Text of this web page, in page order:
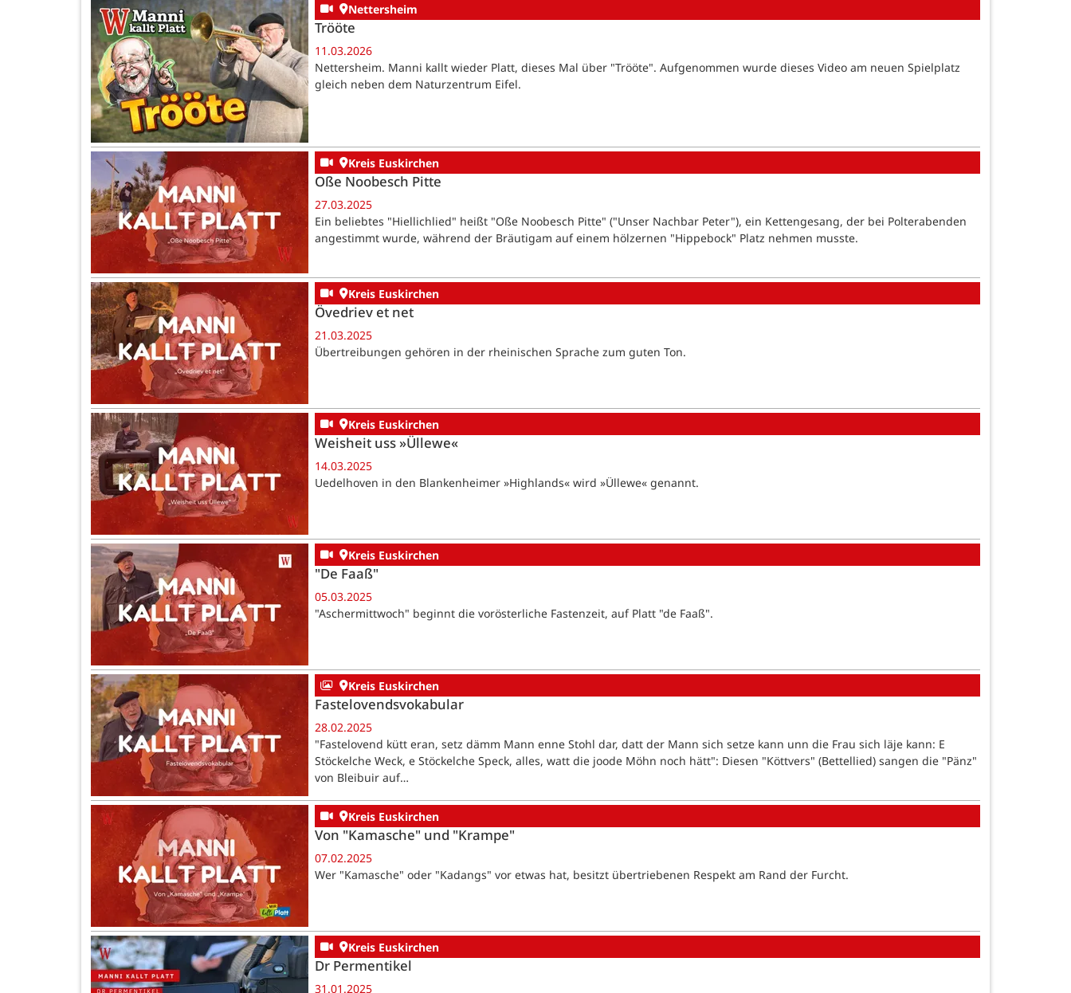
Nettersheim
Trööte
11.03.2026
Nettersheim. Manni kallt wieder Platt, dieses Mal über "Trööte". Aufgenommen wurde dieses Video am neuen Spielplatz
gleich neben dem Naturzentrum Eifel.
Kreis Euskirchen
Oße Noobesch Pitte
27.03.2025
Ein beliebtes "Hiellichlied" heißt "Oße Noobesch Pitte" ("Unser Nachbar Peter"), ein Kettengesang, der bei Polterabenden
angestimmt wurde, während der Bräutigam auf einem hölzernen "Hippebock" Platz nehmen musste.
Kreis Euskirchen
Övedriev et net
21.03.2025
Übertreibungen gehören in der rheinischen Sprache zum guten Ton.
Kreis Euskirchen
Weisheit uss »Üllewe«
14.03.2025
Uedelhoven in den Blankenheimer »Highlands« wird »Üllewe« genannt.
Kreis Euskirchen
"De Faaß"
05.03.2025
"Aschermittwoch" beginnt die vorösterliche Fastenzeit, auf Platt "de Faaß".
Kreis Euskirchen
Fastelovendsvokabular
28.02.2025
"Fastelovend kütt eran, setz dämm Mann enne Stohl dar, datt der Mann sich setze kann unn die Frau sich läje kann: E
Stöckelche Weck, e Stöckelche Speck, alles, watt die joode Möhn noch hätt": Diesen "Köttvers" (Bettellied) sangen die "Pänz"
von Bleibuir auf…
Kreis Euskirchen
Von "Kamasche" und "Krampe"
07.02.2025
Wer "Kamasche" oder "Kadangs" vor etwas hat, besitzt übertriebenen Respekt am Rand der Furcht.
Kreis Euskirchen
Dr Permentikel
31.01.2025